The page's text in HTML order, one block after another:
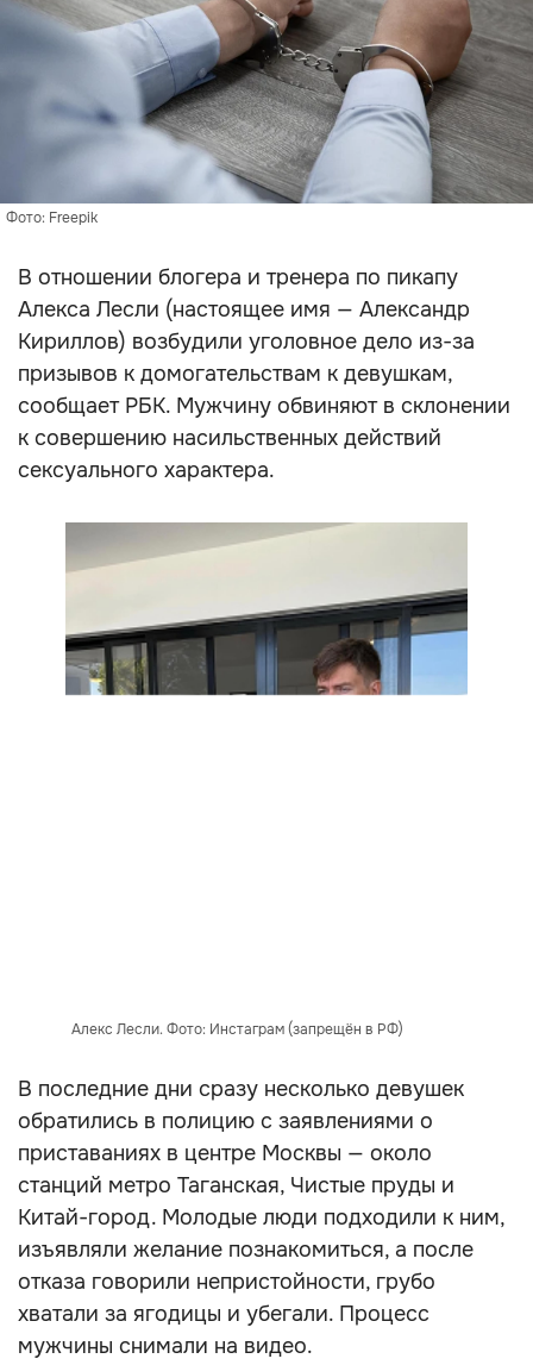
Фото: Freepik
В отношении блогера и тренера по пикапу
Алекса Лесли (настоящее имя — Александр
Кириллов) возбудили уголовное дело из-за
призывов к домогательствам к девушкам,
сообщает РБК. Мужчину обвиняют в склонении
к совершению насильственных действий
сексуального характера.
Алекс Лесли. Фото: Инстаграм (запрещён в РФ)
В последние дни сразу несколько девушек
обратились в полицию с заявлениями о
приставаниях в центре Москвы — около
станций метро Таганская, Чистые пруды и
Китай-город. Молодые люди подходили к ним,
изъявляли желание познакомиться, а после
отказа говорили непристойности, грубо
хватали за ягодицы и убегали. Процесс
мужчины снимали на видео.